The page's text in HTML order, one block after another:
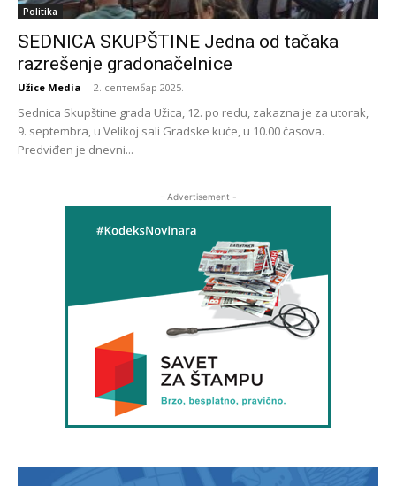
Politika
SEDNICA SKUPŠTINE Jedna od tačaka
razrešenje gradonačelnice
Užice Media - 2. септембар 2025.
Sednica Skupštine grada Užica, 12. po redu, zakazna je za utorak,
9. septembra, u Velikoj sali Gradske kuće, u 10.00 časova.
Predviđen je dnevni...
- Advertisement -